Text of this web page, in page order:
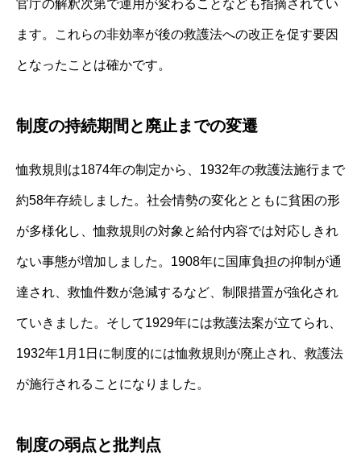
官庁の解釈次第で運用が変わることなども指摘されてい
ます。これらの非効率が後の救護法への改正を促す要因
となったことは確かです。
制度の持続期間と廃止までの変遷
恤救規則は1874年の制定から、1932年の救護法施行まで
約58年存続しました。社会情勢の変化とともに貧困の形
が多様化し、恤救規則の対象と給付内容では対応しきれ
ない事態が増加しました。1908年に国庫負担の抑制が通
達され、救恤件数が急減するなど、制限措置が強化され
ていきました。そして1929年には救護法案が立てられ、
1932年1月1日に制度的には恤救規則が廃止され、救護法
が施行されることになりました。
制度の弱点と批判点